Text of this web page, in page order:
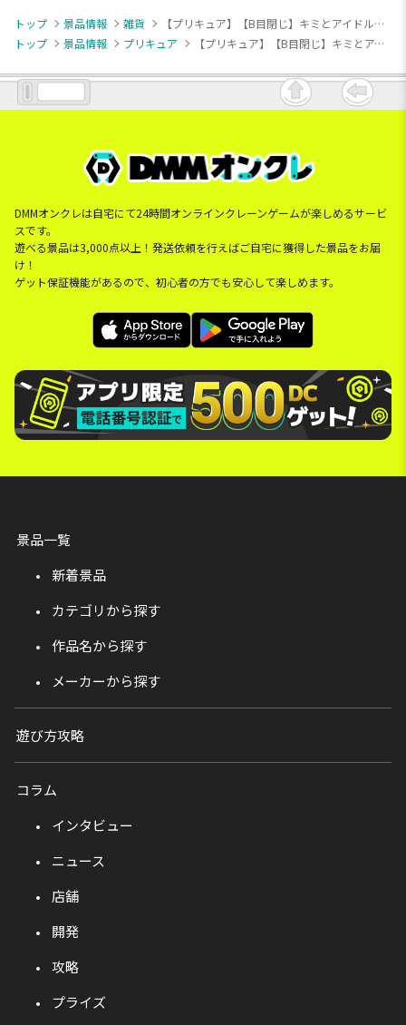
トップ 景品情報 雑貨
【プリキュア】【B目閉じ】キミとアイドルプリキュア♪ ぬいぐるみリュック～プリルン～
トップ
景品情報 プリキュア 【プリキュア】【B目閉じ】キミとアイドルプリキュア♪ ぬいぐるみリュック～プリルン～
DMMオンクレは自宅にて24時間オンラインクレーンゲームが楽しめるサービ
スです。
遊べる景品は3,000点以上！発送依頼を行えばご自宅に獲得した景品をお届
け！
ゲット保証機能があるので、初心者の方でも安心して楽しめます。
景品一覧
新着景品
カテゴリから探す
作品名から探す
メーカーから探す
遊び方攻略
コラム
インタビュー
ニュース
店舗
開発
攻略
プライズ